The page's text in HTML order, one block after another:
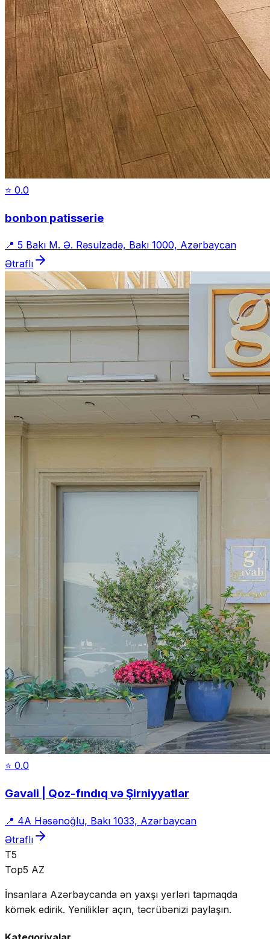
⭐ 0.0
bonbon patisserie
📍 5 Bakı M. Ə. Rəsulzadə, Bakı 1000, Azərbaycan
Ətraflı
⭐ 0.0
Gavali | Qoz-fındıq və Şirniyyatlar
📍 4A Həsənoğlu, Bakı 1033, Azərbaycan
Ətraflı
T5
Top5 AZ
İnsanlara Azərbaycanda ən yaxşı yerləri tapmaqda
kömək edirik. Yeniliklər açın, təcrübənizi paylaşın.